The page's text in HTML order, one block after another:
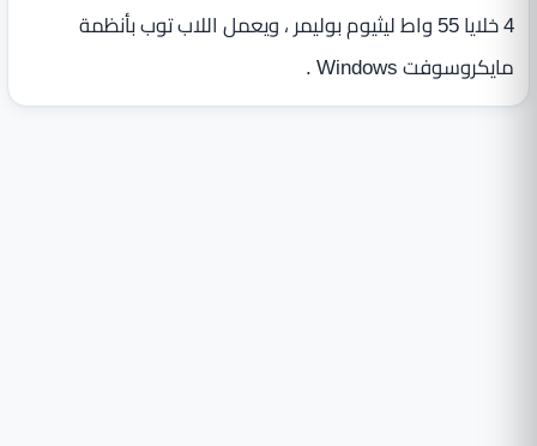
4‏ خلايا ‏55 واط ليثيوم بوليمر ، ويعمل اللاب توب بأنظمة
مايكروسوفت Windows .